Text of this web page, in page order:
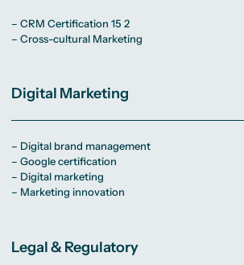
– CRM Certification 15 2
– Cross-cultural Marketing
Digital Marketing
– Digital brand management
– Google certification
– Digital marketing
– Marketing innovation
Legal & Regulatory